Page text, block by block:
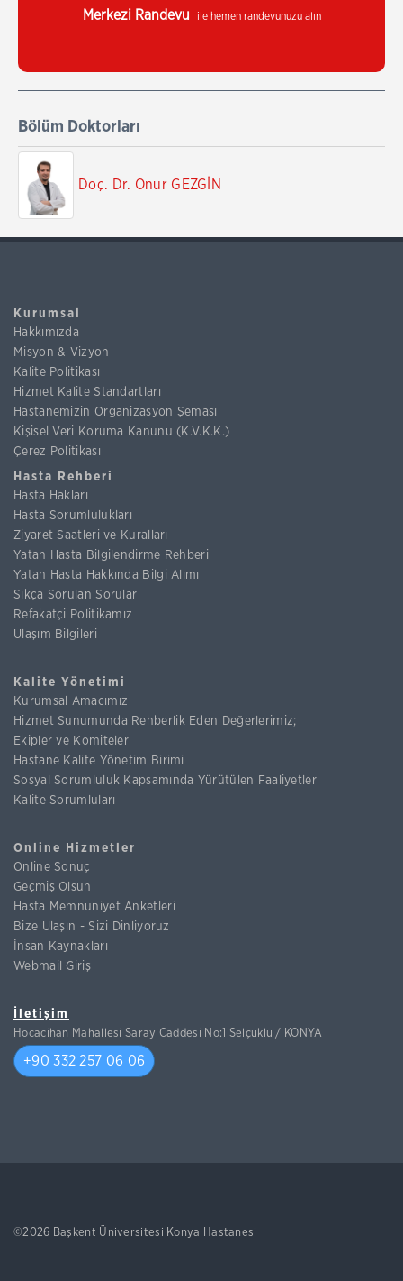
Merkezi Randevu ile hemen randevunuzu alın
Bölüm Doktorları
Doç. Dr. Onur GEZGİN
Kurumsal
Hakkımızda
Misyon & Vizyon
Kalite Politikası
Hizmet Kalite Standartları
Hastanemizin Organizasyon Şeması
Kişisel Veri Koruma Kanunu (K.V.K.K.)
Çerez Politikası
Hasta Rehberi
Hasta Hakları
Hasta Sorumlulukları
Ziyaret Saatleri ve Kuralları
Yatan Hasta Bilgilendirme Rehberi
Yatan Hasta Hakkında Bilgi Alımı
Sıkça Sorulan Sorular
Refakatçi Politikamız
Ulaşım Bilgileri
Kalite Yönetimi
Kurumsal Amacımız
Hizmet Sunumunda Rehberlik Eden Değerlerimiz;
Ekipler ve Komiteler
Hastane Kalite Yönetim Birimi
Sosyal Sorumluluk Kapsamında Yürütülen Faaliyetler
Kalite Sorumluları
Online Hizmetler
Online Sonuç
Geçmiş Olsun
Hasta Memnuniyet Anketleri
Bize Ulaşın - Sizi Dinliyoruz
İnsan Kaynakları
Webmail Giriş
İletişim
Hocacihan Mahallesi Saray Caddesi No:1 Selçuklu / KONYA
+90 332 257 06 06
©2026 Başkent Üniversitesi Konya Hastanesi